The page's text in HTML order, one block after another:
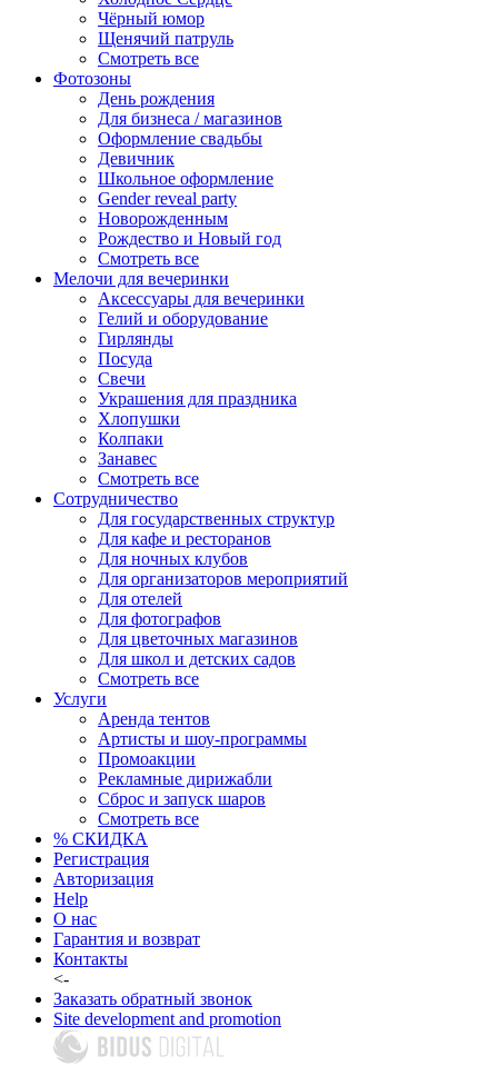
Чёрный юмор
Щенячий патруль
Смотреть все
Фотозоны
День рождения
Для бизнеса / магазинов
Оформление свадьбы
Девичник
Школьное оформление
Gender reveal party
Новорожденным
Рождество и Новый год
Смотреть все
Мелочи для вечеринки
Аксессуары для вечеринки
Гелий и оборудование
Гирлянды
Посуда
Свечи
Украшения для праздника
Хлопушки
Колпаки
Занавес
Смотреть все
Сотрудничество
Для государственных структур
Для кафе и ресторанов
Для ночных клубов
Для организаторов мероприятий
Для отелей
Для фотографов
Для цветочных магазинов
Для школ и детских садов
Смотреть все
Услуги
Аренда тентов
Артисты и шоу-программы
Промоакции
Рекламные дирижабли
Сброс и запуск шаров
Смотреть все
% СКИДКА
Регистрация
Авторизация
Help
О нас
Гарантия и возврат
Контакты
<-
Заказать обратный звонок
Site development and promotion